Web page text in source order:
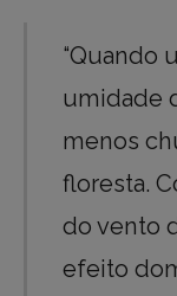
“Quando
umidade
menos
floresta.
do vento
efeito